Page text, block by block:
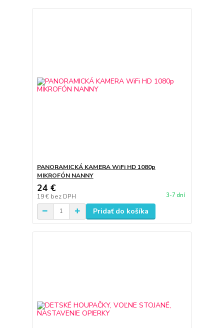
PANORAMICKÁ KAMERA WiFi HD 1080p
MIKROFÓN NANNY
24 €
19 € bez DPH 3-7 dní
Pridať do košíka